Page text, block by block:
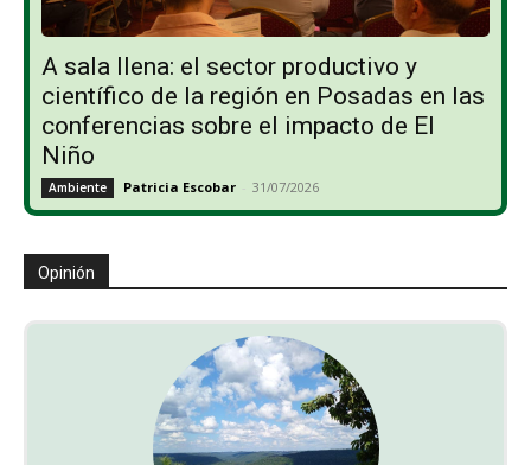
A sala llena: el sector productivo y
científico de la región en Posadas en las
conferencias sobre el impacto de El
Niño
Ambiente Patricia Escobar - 31/07/2026
Opinión